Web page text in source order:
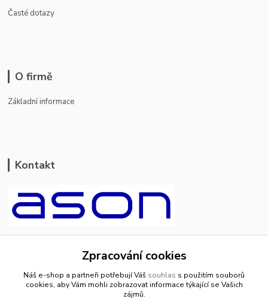
Časté dotazy
O firmě
Základní informace
Kontakt
+420 799 500 769
pracovní dny 8-11hod.,13-15hod.
Zpracování cookies
Náš e-shop a partneři potřebují Váš souhlas s použitím souborů
cookies, aby Vám mohli zobrazovat informace týkající se Vašich
zájmů.